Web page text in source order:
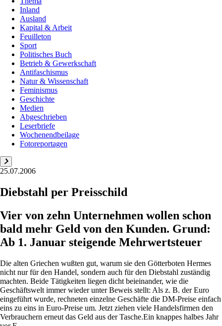
Inland
Ausland
Kapital & Arbeit
Feuilleton
Sport
Politisches Buch
Betrieb & Gewerkschaft
Antifaschismus
Natur & Wissenschaft
Feminismus
Geschichte
Medien
Abgeschrieben
Leserbriefe
Wochenendbeilage
Fotoreportagen
25.07.2006
Diebstahl per Preisschild
Vier von zehn Unternehmen wollen schon
bald mehr Geld von den Kunden. Grund:
Ab 1. Januar steigende Mehrwertsteuer
Die alten Griechen wußten gut, warum sie den Götterboten Hermes
nicht nur für den Handel, sondern auch für den Diebstahl zuständig
machten. Beide Tätigkeiten liegen dicht beieinander, wie die
Geschäftswelt immer wieder unter Beweis stellt: Als z. B. der Euro
eingeführt wurde, rechneten einzelne Geschäfte die DM-Preise einfach
eins zu eins in Euro-Preise um. Jetzt ziehen viele Handelsfirmen den
Verbrauchern erneut das Geld aus der Tasche.Ein knappes halbes Jahr